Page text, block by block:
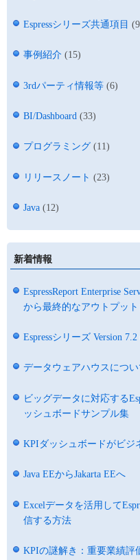
Espressシリーズ共通項目
事例紹介 (15)
3rdパーティ情報等 (6)
BI/Dashboard (33)
プログラミング (11)
リリースノート (23)
Java (12)
新着情報
EspressReport Enterprise
から最終的なアウトプッ
Espressシリーズ Version
データウェアハウスについ
ビッグデータに対応する
ッシュボードサンプル集
KPIダッシュボードがビジ
Java EEからJakarta EEへ
Excelデータを活用して
信する方法
KPIの謎解き：重要業績評